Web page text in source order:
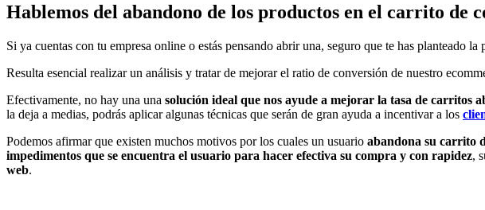
Hablemos del abandono de los productos en el carrito de
Si ya cuentas con tu empresa online o estás pensando abrir una, seguro que te has planteado
Resulta esencial realizar un análisis y tratar de mejorar el ratio de conversión de nuestro
Efectivamente, no hay una una solución ideal que nos ayude a mejorar la tasa de carritos
la deja a medias, podrás aplicar algunas técnicas que serán de gran ayuda a incentivar a los
Podemos afirmar que existen muchos motivos por los cuales un usuario abandona su carrito
impedimentos que se encuentra el usuario para hacer efectiva su compra y con rapidez,
web.